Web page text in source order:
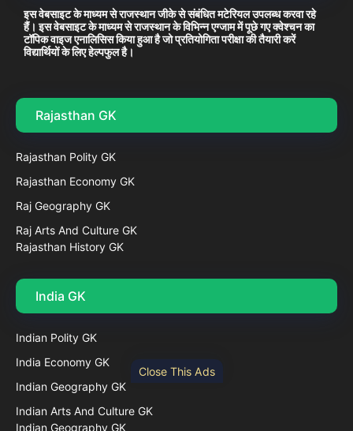
Close This Ads
इस वेबसाइट के माध्यम से राजस्थान जीके से संबंधित मटेरियल उपलब्ध करवा रहे
हैं। इस वेबसाइट के माध्यम से राजस्थान के विभिन्न एग्जाम में पूछे गए क्वेश्चन का
टॉपिक वाइज एनालिसिस किया हुआ है जो प्रतियोगिता परीक्षा की तैयारी करें
विद्यार्थियों के लिए हेल्पफुल है।
Rajasthan GK
Rajasthan Polity GK
Rajasthan Economy GK
Raj Geography GK
Raj Arts And Culture GK
Rajasthan History GK
India GK
Indian Polity GK
India Economy GK
Indian Geography GK
Indian Arts And Culture GK
Indian Geography GK